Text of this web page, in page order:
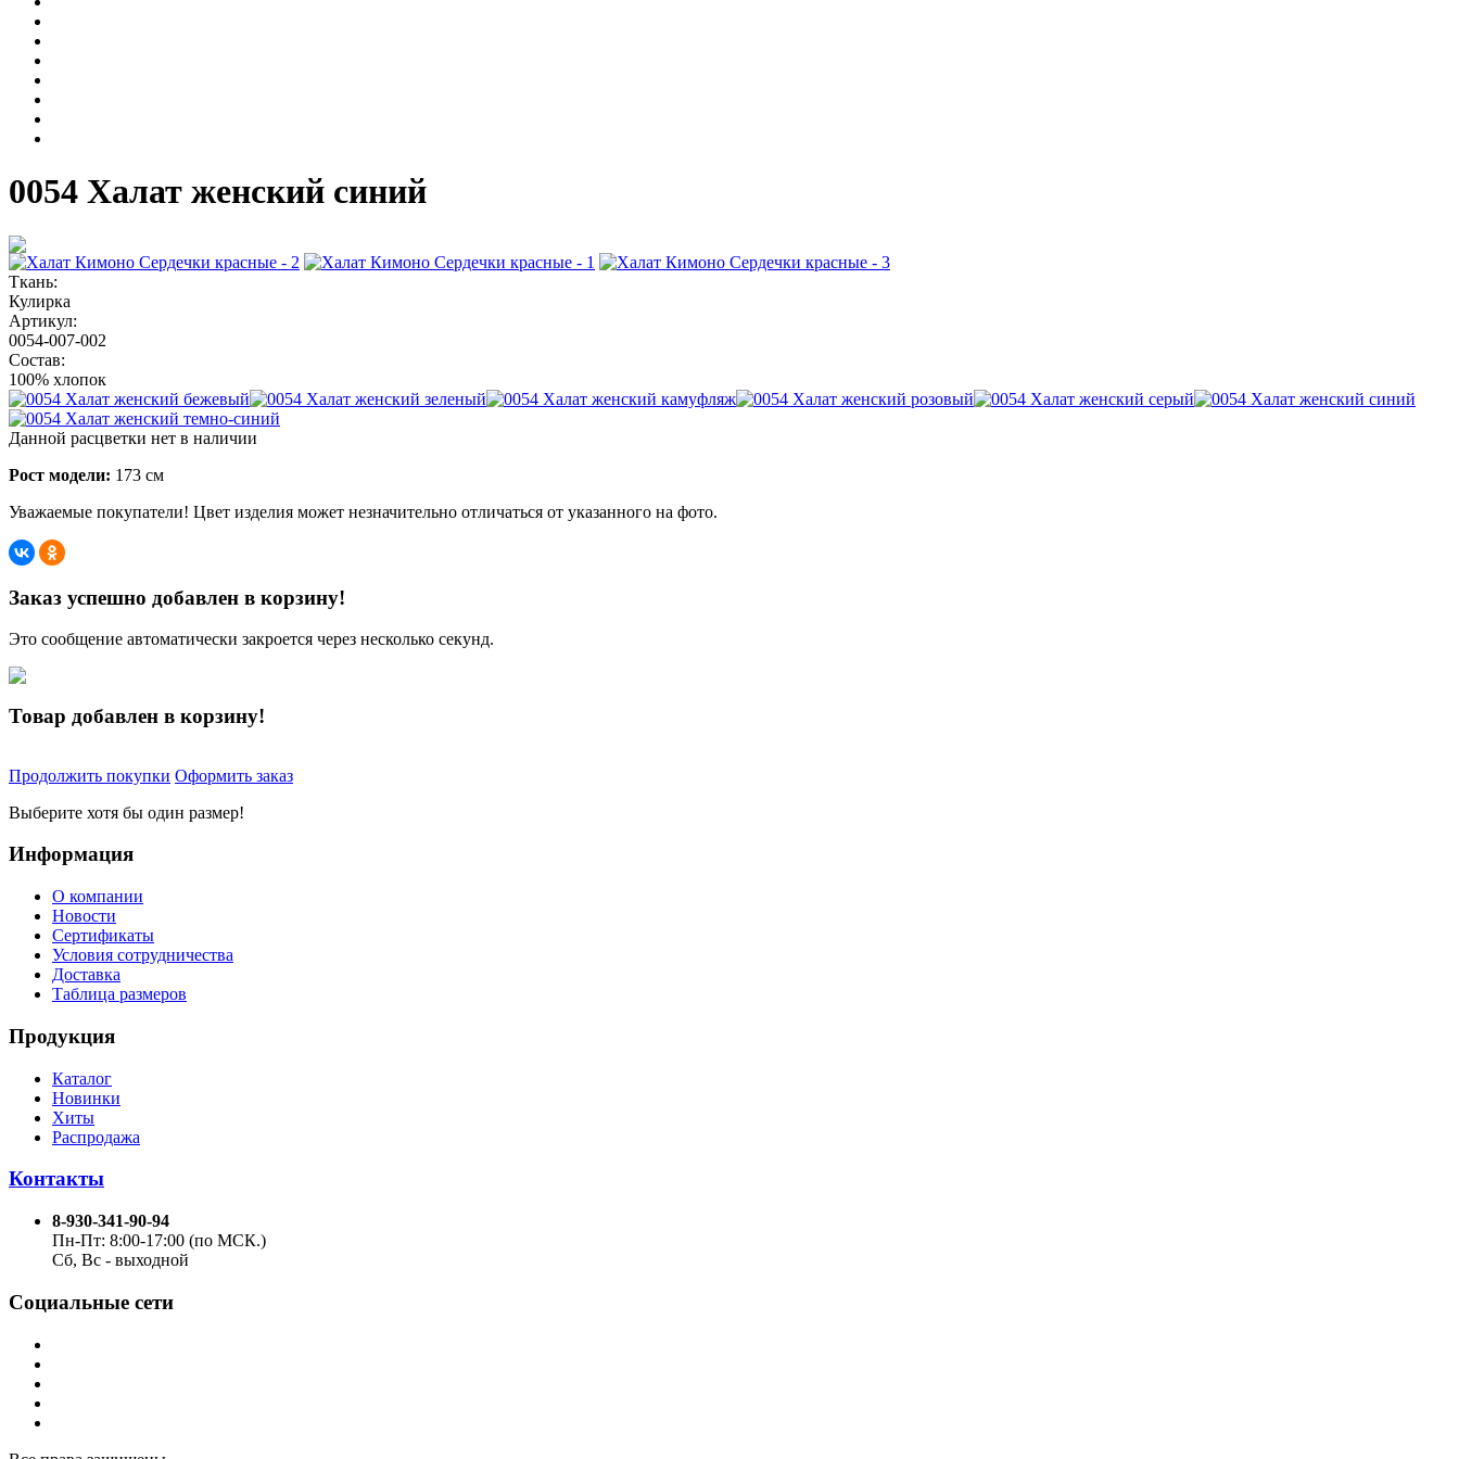
0054 Халат женский синий
Ткань:
Кулирка
Артикул:
0054-007-002
Состав:
100% хлопок
Данной расцветки нет в наличии
Рост модели: 173 см
Уважаемые покупатели! Цвет изделия может незначительно отличаться от указанного на фото.
Заказ успешно добавлен в корзину!
Это сообщение автоматически закроется через несколько секунд.
Товар добавлен в корзину!
Продолжить покупки Оформить заказ
Выберите хотя бы один размер!
Информация
О компании
Новости
Сертификаты
Условия сотрудничества
Доставка
Таблица размеров
Продукция
Каталог
Новинки
Хиты
Распродажа
Контакты
8-930-341-90-94
Пн-Пт: 8:00-17:00 (по МСК.)
Сб, Вс - выходной
Социальные сети